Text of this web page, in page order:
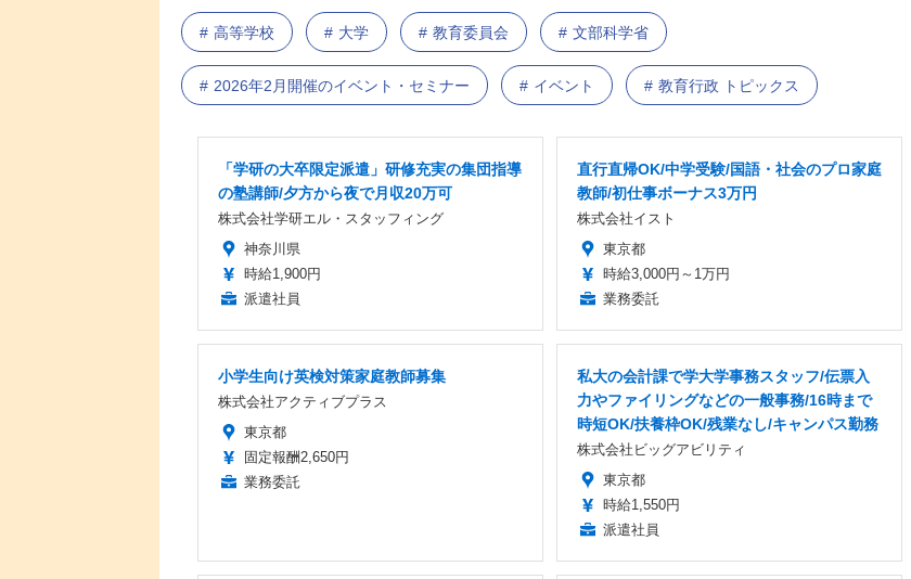
高等学校 大学 教育委員会 文部科学省
2026年2月開催のイベント・セミナー イベント 教育行政 トピックス
「学研の大卒限定派遣」研修充実の集団指導
の塾講師/夕方から夜で月収20万可
株式会社学研エル・スタッフィング
神奈川県
時給1,900円
派遣社員
直行直帰OK/中学受験/国語・社会のプロ家庭
教師/初仕事ボーナス3万円
株式会社イスト
東京都
時給3,000円～1万円
業務委託
小学生向け英検対策家庭教師募集
株式会社アクティブプラス
東京都
固定報酬2,650円
業務委託
私大の会計課で学大学事務スタッフ/伝票入
力やファイリングなどの一般事務/16時まで
時短OK/扶養枠OK/残業なし/キャンパス勤務
株式会社ビッグアビリティ
東京都
時給1,550円
派遣社員